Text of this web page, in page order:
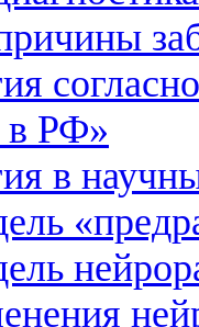
в РФ»
в